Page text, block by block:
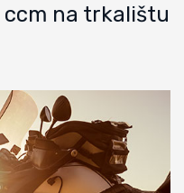
na trkalištu